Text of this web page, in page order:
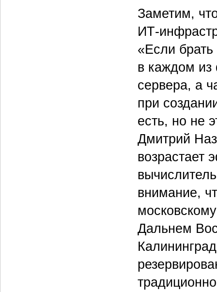
Заметим,
ИТ-
«Если
в каждом из
сервера, а
при
есть, но не
Дмитрий
возрастает
внимание,
Дальнем